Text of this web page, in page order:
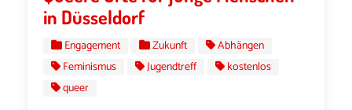
in Düsseldorf
Engagement Zukunft
Abhängen
Feminismus
Jugendtreff
kostenlos
queer